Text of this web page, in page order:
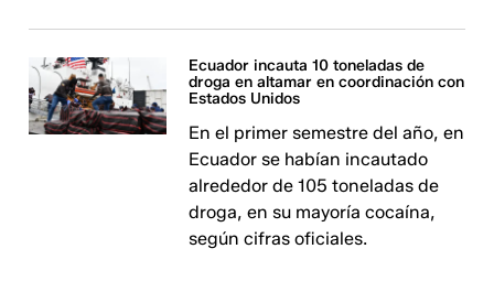
Ecuador incauta 10 toneladas de
droga en altamar en coordinación con
Estados Unidos
En el primer semestre del año, en
Ecuador se habían incautado
alrededor de 105 toneladas de
droga, en su mayoría cocaína,
según cifras oficiales.